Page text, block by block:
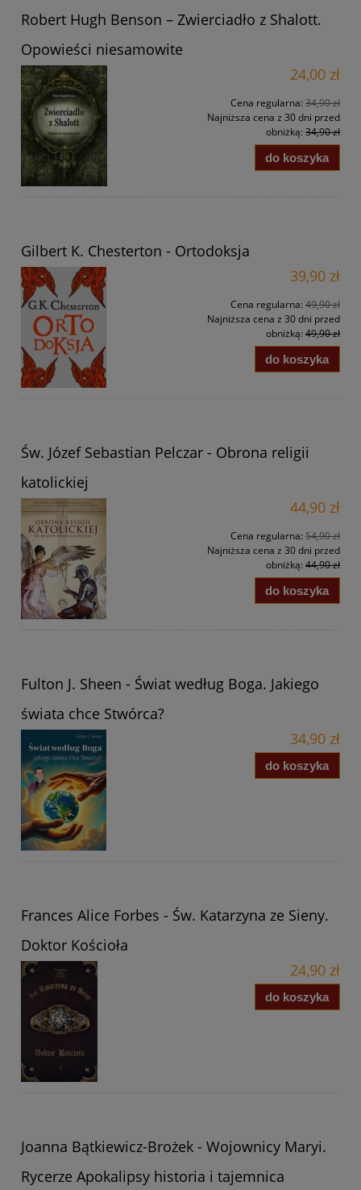
Robert Hugh Benson – Zwierciadło z Shalott.
Opowieści niesamowite
24,00 zł
Cena regularna: 34,90 zł
Najniższa cena z 30 dni przed
obniżką: 34,90 zł
do koszyka
Gilbert K. Chesterton - Ortodoksja
39,90 zł
Cena regularna: 49,90 zł
Najniższa cena z 30 dni przed
obniżką: 49,90 zł
do koszyka
Św. Józef Sebastian Pelczar - Obrona religii
katolickiej
44,90 zł
Cena regularna: 54,90 zł
Najniższa cena z 30 dni przed
obniżką: 44,90 zł
do koszyka
Fulton J. Sheen - Świat według Boga. Jakiego
świata chce Stwórca?
34,90 zł
do koszyka
Frances Alice Forbes - Św. Katarzyna ze Sieny.
Doktor Kościoła
24,90 zł
do koszyka
Joanna Bątkiewicz-Brożek - Wojownicy Maryi.
Rycerze Apokalipsy historia i tajemnica